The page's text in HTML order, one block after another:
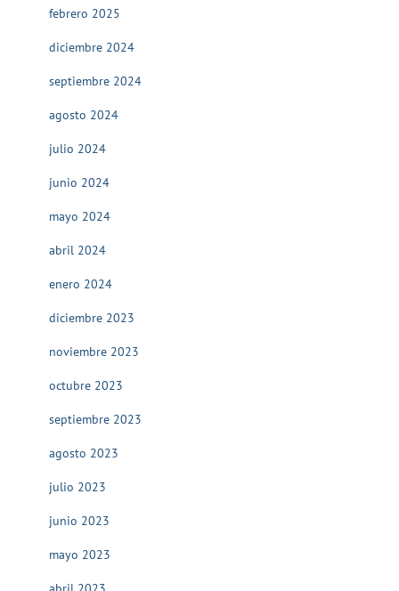
febrero 2025
diciembre 2024
septiembre 2024
agosto 2024
julio 2024
junio 2024
mayo 2024
abril 2024
enero 2024
diciembre 2023
noviembre 2023
octubre 2023
septiembre 2023
agosto 2023
julio 2023
junio 2023
mayo 2023